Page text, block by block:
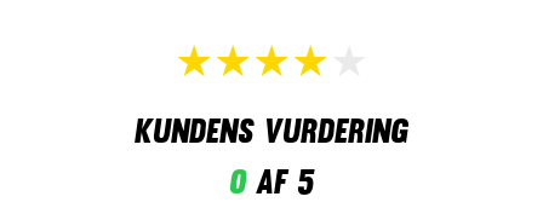
Kundens vurdering
0af 5